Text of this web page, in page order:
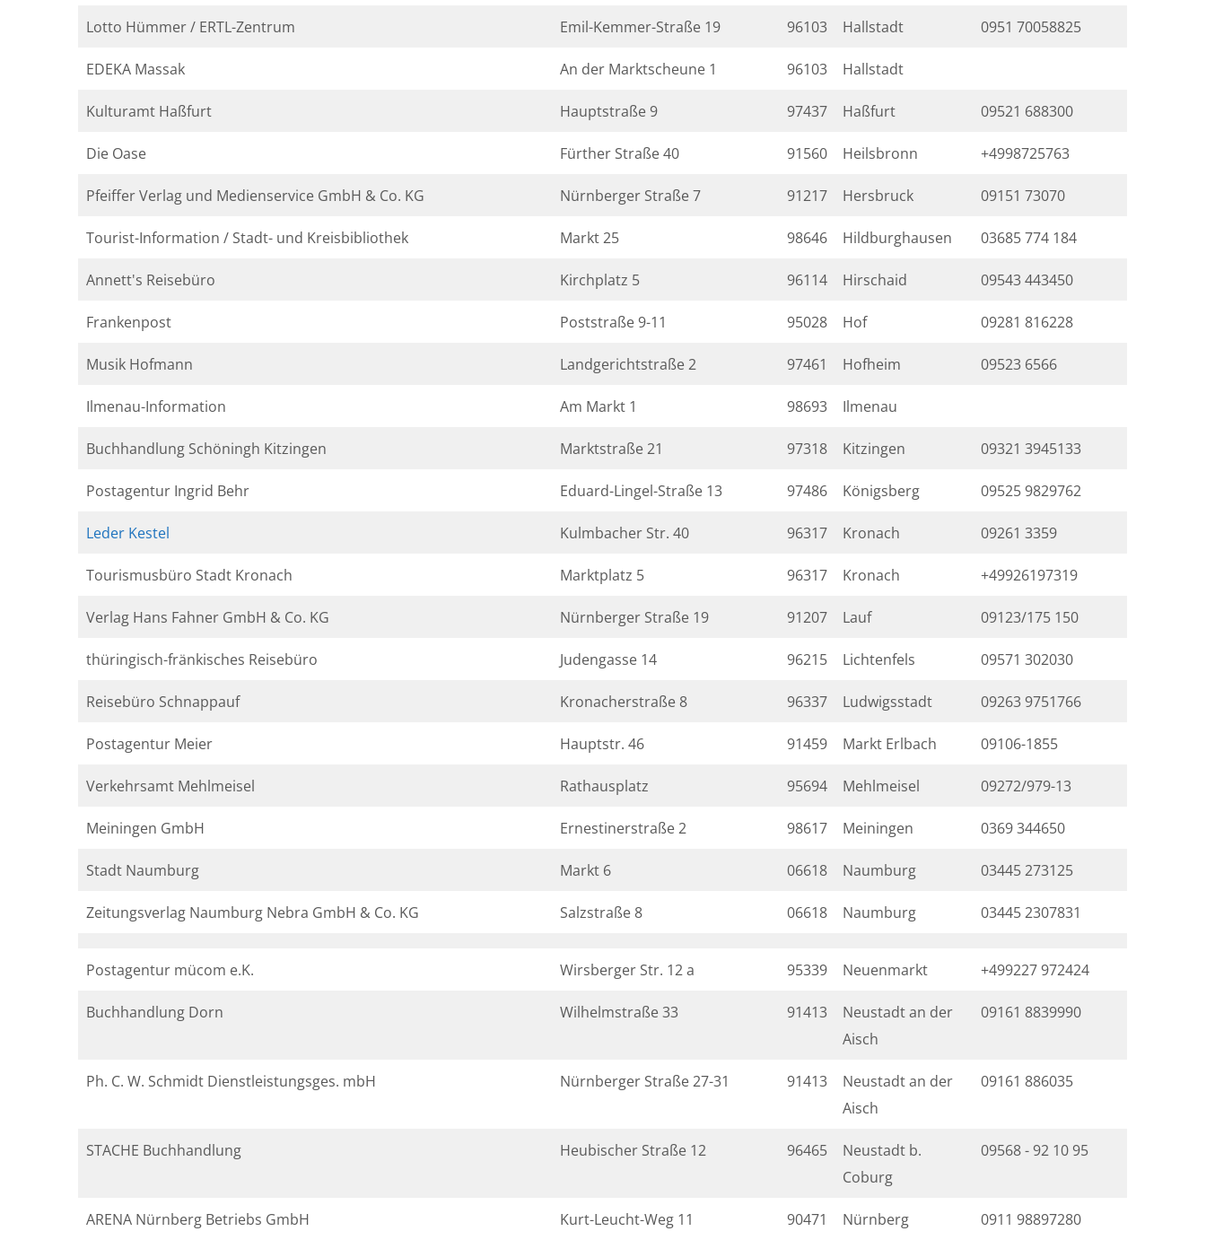
Lotto Hümmer / ERTL-Zentrum Emil-Kemmer-Straße 19 96103 Hallstadt 0951 70058825
EDEKA Massak An der Marktscheune 1 96103 Hallstadt
Kulturamt Haßfurt Hauptstraße 9 97437 Haßfurt 09521 688300
Die Oase Fürther Straße 40 91560 Heilsbronn +4998725763
Pfeiffer Verlag und Medienservice GmbH & Co. KG Nürnberger Straße 7 91217 Hersbruck 09151 73070
Tourist-Information / Stadt- und Kreisbibliothek Markt 25 98646 Hildburghausen 03685 774 184
Annett's Reisebüro Kirchplatz 5 96114 Hirschaid 09543 443450
Frankenpost Poststraße 9-11 95028 Hof 09281 816228
Musik Hofmann Landgerichtstraße 2 97461 Hofheim 09523 6566
Ilmenau-Information Am Markt 1 98693 Ilmenau
Buchhandlung Schöningh Kitzingen Marktstraße 21 97318 Kitzingen 09321 3945133
Postagentur Ingrid Behr Eduard-Lingel-Straße 13 97486 Königsberg 09525 9829762
Leder Kestel Kulmbacher Str. 40 96317 Kronach 09261 3359
Tourismusbüro Stadt Kronach Marktplatz 5 96317 Kronach +49926197319
Verlag Hans Fahner GmbH & Co. KG Nürnberger Straße 19 91207 Lauf 09123/175 150
thüringisch-fränkisches Reisebüro Judengasse 14 96215 Lichtenfels 09571 302030
Reisebüro Schnappauf Kronacherstraße 8 96337 Ludwigsstadt 09263 9751766
Postagentur Meier Hauptstr. 46 91459 Markt Erlbach 09106-1855
Verkehrsamt Mehlmeisel Rathausplatz 95694 Mehlmeisel 09272/979-13
Meiningen GmbH Ernestinerstraße 2 98617 Meiningen 0369 344650
Stadt Naumburg Markt 6 06618 Naumburg 03445 273125
Zeitungsverlag Naumburg Nebra GmbH & Co. KG Salzstraße 8 06618 Naumburg 03445 2307831
Postagentur mücom e.K. Wirsberger Str. 12 a 95339 Neuenmarkt +499227 972424
Buchhandlung Dorn Wilhelmstraße 33 91413
Neustadt an der
Aisch
09161 8839990
Ph. C. W. Schmidt Dienstleistungsges. mbH Nürnberger Straße 27-31 91413
Neustadt an der
Aisch
09161 886035
STACHE Buchhandlung Heubischer Straße 12 96465
Neustadt b.
Coburg
09568 - 92 10 95
ARENA Nürnberg Betriebs GmbH Kurt-Leucht-Weg 11 90471 Nürnberg 0911 98897280